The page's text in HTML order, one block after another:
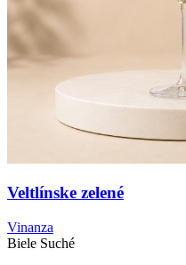
Veltlínske zelené
Vinanza
Biele Suché